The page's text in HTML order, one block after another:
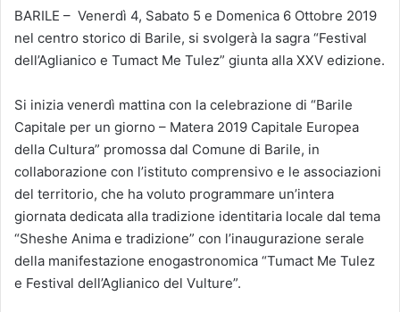
BARILE – Venerdì 4, Sabato 5 e Domenica 6 Ottobre 2019
nel centro storico di Barile, si svolgerà la sagra “Festival
dell’Aglianico e Tumact Me Tulez” giunta alla XXV edizione.
Si inizia venerdì mattina con la celebrazione di “Barile
Capitale per un giorno – Matera 2019 Capitale Europea
della Cultura” promossa dal Comune di Barile, in
collaborazione con l’istituto comprensivo e le associazioni
del territorio, che ha voluto programmare un’intera
giornata dedicata alla tradizione identitaria locale dal tema
“Sheshe Anima e tradizione” con l’inaugurazione serale
della manifestazione enogastronomica “Tumact Me Tulez
e Festival dell’Aglianico del Vulture”.